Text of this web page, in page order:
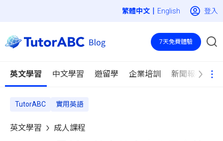
| English 登入
英文學習 中文學習 遊留學 企業培訓 新聞報導
7天免費體驗
TutorABC 實用英語
英文學習 成人課程